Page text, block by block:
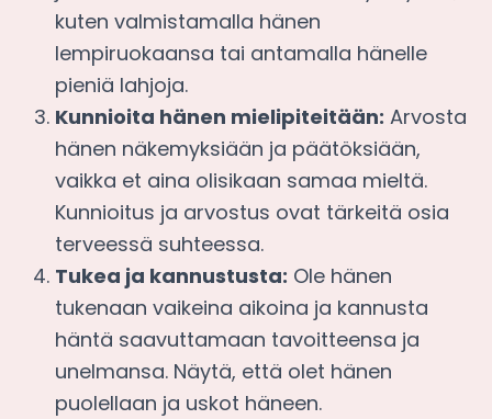
kuten valmistamalla hänen
lempiruokaansa tai antamalla hänelle
pieniä lahjoja.
Kunnioita hänen mielipiteitään: Arvosta
hänen näkemyksiään ja päätöksiään,
vaikka et aina olisikaan samaa mieltä.
Kunnioitus ja arvostus ovat tärkeitä osia
terveessä suhteessa.
Tukea ja kannustusta: Ole hänen
tukenaan vaikeina aikoina ja kannusta
häntä saavuttamaan tavoitteensa ja
unelmansa. Näytä, että olet hänen
puolellaan ja uskot häneen.